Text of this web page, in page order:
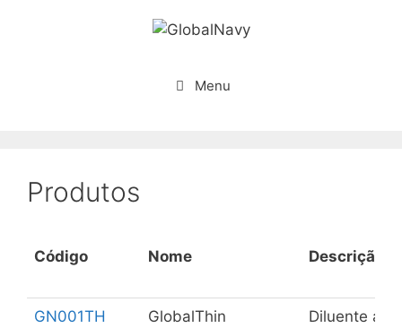
Menu
Produtos
Código Nome Descrição
GN001TH
GlobalThin
Diluente